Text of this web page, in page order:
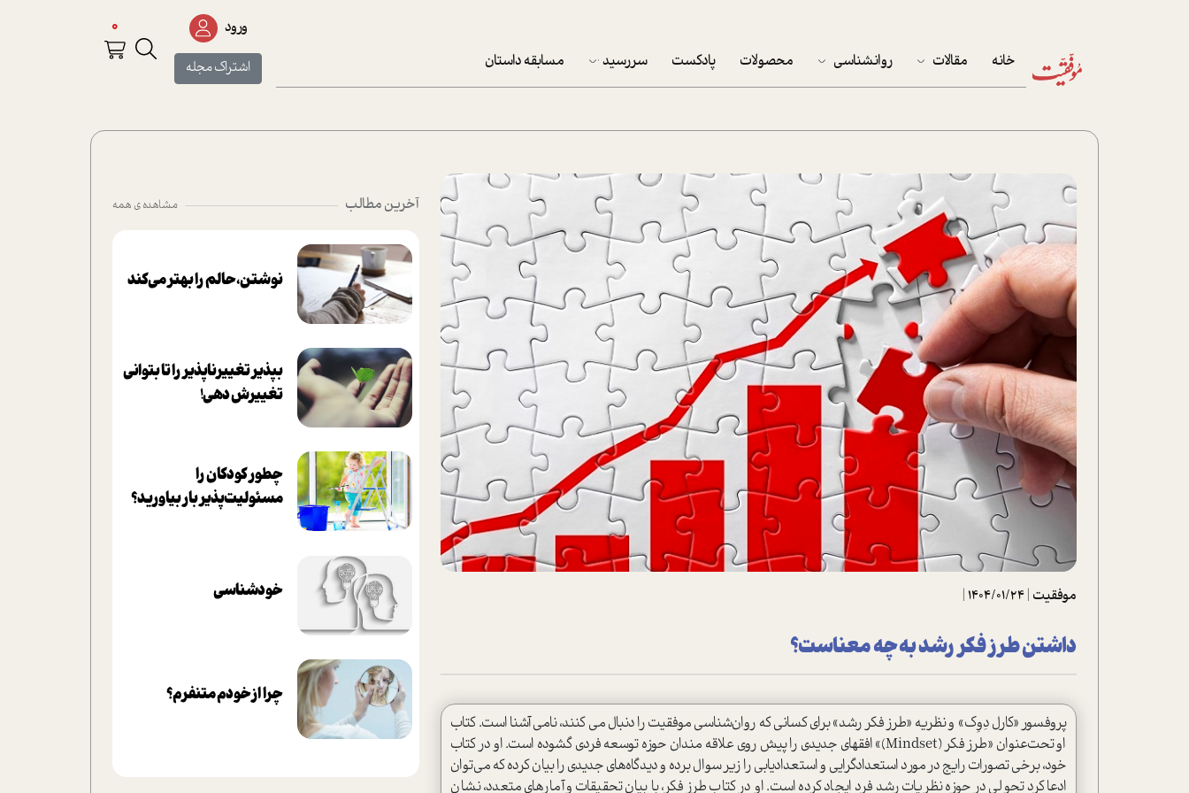
خانه مقالات
پرونده ویژه
زندگی
نوجوان
کار
پلاس
تحلیل فیلم
شیوانا
داستان
روانشناسی محصولات پادکست سررسید
پکيج نوروزي موفقيت
تقویم رومیزی
تقویم دیواری
مسابقه داستان
ورود
اشتراک مجله
0
موفقیت |
1404/01/24
|
داشتن طرز فکر رشد به چه معناست؟
پروفسور «کارل دِوِک» و نظریه «طرز فکر رشد» برای کسانی که روان‌شناسی موفقیت را دنبال می‎ کنند، نامی آشنا است. کتاب
او تحت‌عنوان «طرز فکر (Mindset)» افق‎های جدیدی را پیش روی علاقه ‎مندان حوزه توسعه فردی گشوده است. او در کتاب
خود، برخی تصورات رایج در مورد استعدادگرایی و استعدادیابی را زیر سوال برده و دیدگاه‌های جدیدی را بیان کرده که می‌توان
ادعا کرد تحولی در حوزه نظریات رشد فرد ایجاد کرده است. او در کتاب طرز فکر، با بیان تحقیقات و آمارهای متعدد، نشان
آخرین مطالب مشاهده ی همه
نوشتن، حالم را بهتر می‌کند
بپذير تغييرناپذير را تا بتواني
تغييرش دهي!‏
چطور کودکان را
مسئولیت‌پذیر بار بیاورید؟
خودشناسی
چرا از خودم متنفرم؟